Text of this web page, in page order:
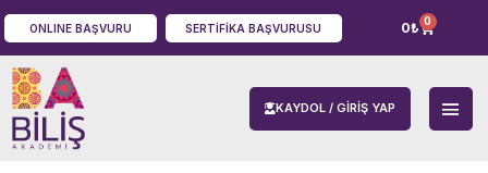
ONLINE BAŞVURU SERTIFIKA BAŞVURUSU 0₺ 0
KAYDOL / GIRIŞ YAP